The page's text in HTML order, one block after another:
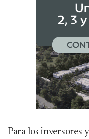
Para los inversores